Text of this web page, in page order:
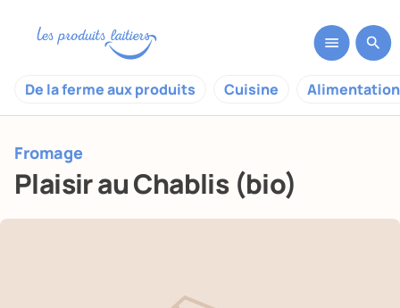
De la ferme aux produits Cuisine
Fromage
Plaisir au Chablis (bio)